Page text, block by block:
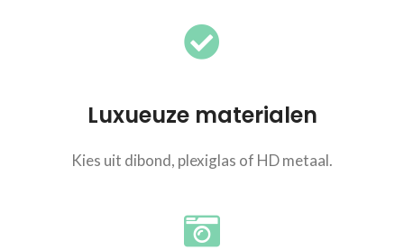
Luxueuze materialen
Kies uit dibond, plexiglas of HD metaal.